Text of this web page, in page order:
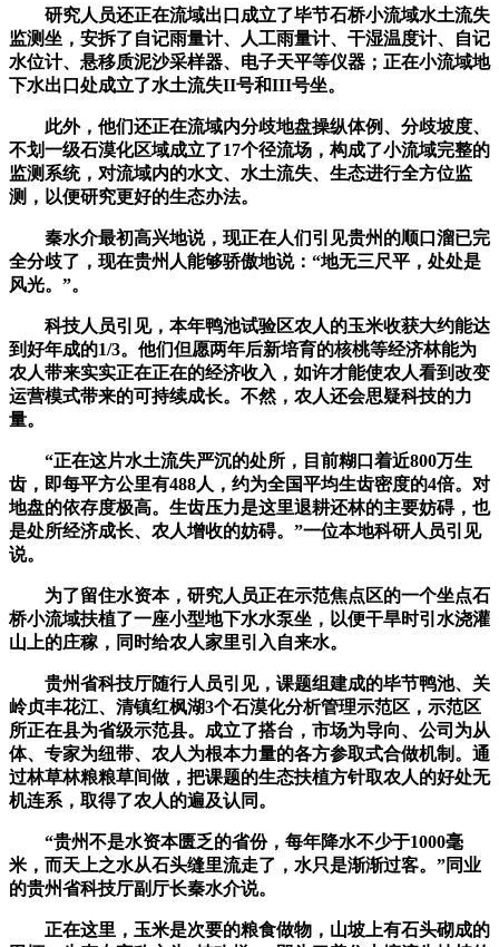
研究人员还正在流域出口成立了毕节石桥小流域水土流失
监测坐，安拆了自记雨量计、人工雨量计、干湿温度计、自记
水位计、悬移质泥沙采样器、电子天平等仪器；正在小流域地
下水出口处成立了水土流失II号和III号坐。
此外，他们还正在流域内分歧地盘操纵体例、分歧坡度、
不划一级石漠化区域成立了17个径流场，构成了小流域完整的
监测系统，对流域内的水文、水土流失、生态进行全方位监
测，以便研究更好的生态办法。
秦水介最初高兴地说，现正在人们引见贵州的顺口溜已完
全分歧了，现在贵州人能够骄傲地说：“地无三尺平，处处是
风光。”。
科技人员引见，本年鸭池试验区农人的玉米收获大约能达
到好年成的1/3。他们但愿两年后新培育的核桃等经济林能为
农人带来实实正在正在的经济收入，如许才能使农人看到改变
运营模式带来的可持续成长。不然，农人还会思疑科技的力
量。
“正在这片水土流失严沉的处所，目前糊口着近800万生
齿，即每平方公里有488人，约为全国平均生齿密度的4倍。对
地盘的依存度极高。生齿压力是这里退耕还林的主要妨碍，也
是处所经济成长、农人增收的妨碍。”一位本地科研人员引见
说。
为了留住水资本，研究人员正在示范焦点区的一个坐点石
桥小流域扶植了一座小型地下水水泵坐，以便干旱时引水浇灌
山上的庄稼，同时给农人家里引入自来水。
贵州省科技厅随行人员引见，课题组建成的毕节鸭池、关
岭贞丰花江、清镇红枫湖3个石漠化分析管理示范区，示范区
所正在县为省级示范县。成立了搭台，市场为导向、公司为从
体、专家为纽带、农人为根本力量的各方参取式合做机制。通
过林草林粮粮草间做，把课题的生态扶植方针取农人的好处无
机连系，取得了农人的遍及认同。
“贵州不是水资本匮乏的省份，每年降水不少于1000毫
米，而天上之水从石头缝里流走了，水只是渐渐过客。”同业
的贵州省科技厅副厅长秦水介说。
正在这里，玉米是次要的粮食做物，山坡上有石头砌成的